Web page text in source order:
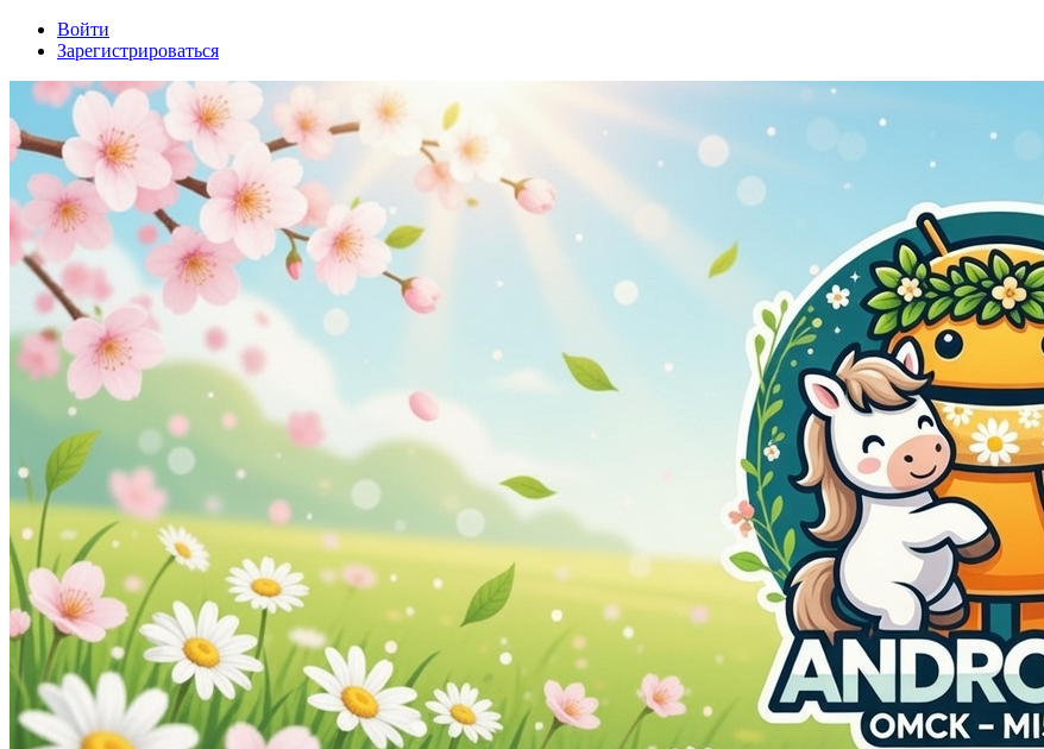
Войти
Зарегистрироваться